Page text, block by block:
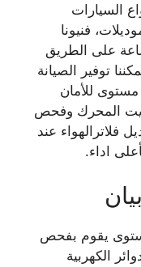
السيارات
فنيونا
لخدمتكم على مدار 24 ساعة على الطريق
توفير الصيانة
للأمان
المحرك وفحص
فلاترالهواء عند
اداء.
يقوم بفحص
الكهربية